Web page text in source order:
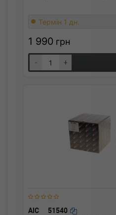
Термін 1 дн.
1 990 грн
- +
AIC 51540